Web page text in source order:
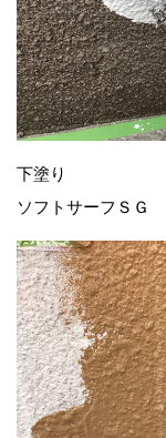
下塗り
ソフトサーフＳＧ